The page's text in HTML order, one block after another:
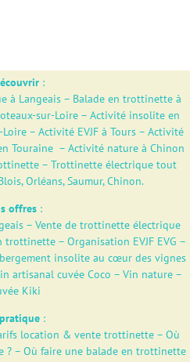
:
à Langeais– Balade en trottinette à
sur-Loire– Activité insolite en
– Activité EVJF à Tours – Activité
Touraine– Activité nature à Chinon
– Trottinette électrique tout
Orléans, Saumur, Chinon.
offres :
– Vente de trottinette électrique
trottinette – Organisation EVJF EVG –
insolite au cœur des vignes
artisanal cuvée Coco – Vin nature –
Kiki
:
location & vente trottinette – Où
? – Où faire une balade en trottinette